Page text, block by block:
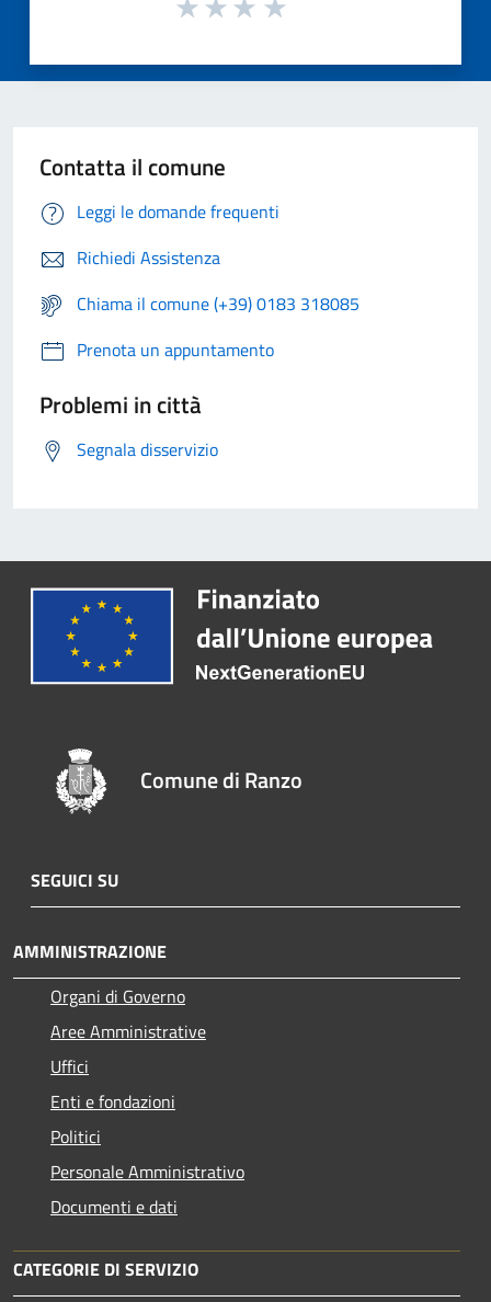
Contatta il comune
Leggi le domande frequenti
Richiedi Assistenza
Chiama il comune (+39) 0183 318085
Prenota un appuntamento
Problemi in città
Segnala disservizio
Comune di Ranzo
SEGUICI SU
AMMINISTRAZIONE
Organi di Governo
Aree Amministrative
Uffici
Enti e fondazioni
Politici
Personale Amministrativo
Documenti e dati
CATEGORIE DI SERVIZIO